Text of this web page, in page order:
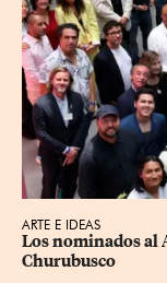
ARTE E IDEAS
Los nominados al
Churubusco